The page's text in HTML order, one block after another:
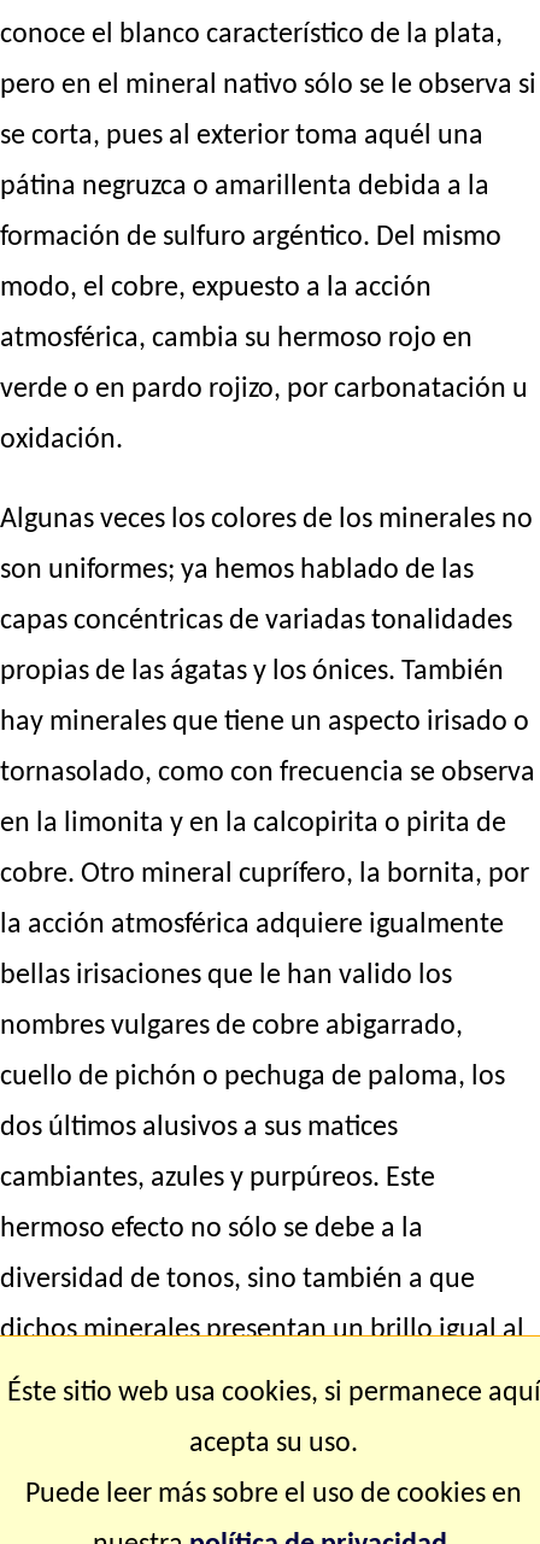
conoce el blanco característico de la plata,
pero en el mineral nativo sólo se le observa si
se corta, pues al exterior toma aquél una
pátina negruzca o amarillenta debida a la
formación de sulfuro argéntico. Del mismo
modo, el cobre, expuesto a la acción
atmosférica, cambia su hermoso rojo en
verde o en pardo rojizo, por carbonatación u
oxidación.
Algunas veces los colores de los minerales no
son uniformes; ya hemos hablado de las
capas concéntricas de variadas tonalidades
propias de las ágatas y los ónices. También
hay minerales que tiene un aspecto irisado o
tornasolado, como con frecuencia se observa
en la limonita y en la calcopirita o pirita de
cobre. Otro mineral cuprífero, la bornita, por
la acción atmosférica adquiere igualmente
bellas irisaciones que le han valido los
nombres vulgares de cobre abigarrado,
cuello de pichón o pechuga de paloma, los
dos últimos alusivos a sus matices
cambiantes, azules y purpúreos. Este
hermoso efecto no sólo se debe a la
diversidad de tonos, sino también a que
dichos minerales presentan un brillo igual al
que es característico del oro, la plata, y otros
metales nobles, y que por eso mismo se
conoce como brillo metálico. Existen otros
tipos de brillo o lustre, que por comparación
Éste sitio web usa cookies, si permanece aquí
acepta su uso.
Puede leer más sobre el uso de cookies en